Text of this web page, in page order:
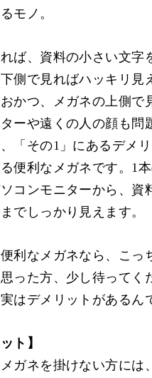
モノ。
ば、資料の小さい文字
側で見ればハッキリ見
かつ、メガネの上側で
ーや遠くの人の顔も問
「その1」にあるデメ
便利なメガネです。1
コンモニターから、資
でしっかり見えます。
便利なメガネなら、こっ
った方、少し待ってく
はデメリットがあるん
ト】
ガネを掛けない方には